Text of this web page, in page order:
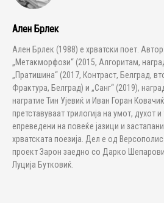
Ален Брлек
Ален Брлек (1988) е хрватски поет. Автор
„Метакморфози“ (2015, Алгоритам,
„Пратишина“ (2017, Контраст, Белград,
Фрактура, Белград) и „Санг“ (2019),
награтие Тин Ујевиќ и Иван Горан
претставуваат трилогија на умот, духот
епреведени на повеќе јазици и
хрватската поезија. Дел е од
проект Зарон заедно со Дарко
Луција Бутковиќ.